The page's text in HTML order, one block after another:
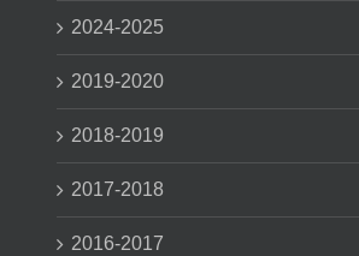
2024-2025
2019-2020
2018-2019
2017-2018
2016-2017